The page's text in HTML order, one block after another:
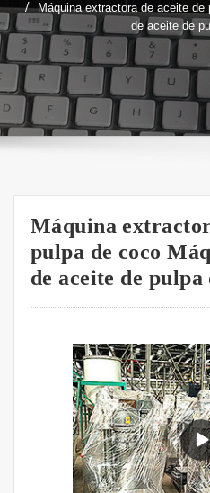
Máquina extractora de aceite
de aceite de
Máquina
pulpa de coco
de aceite de pulpa